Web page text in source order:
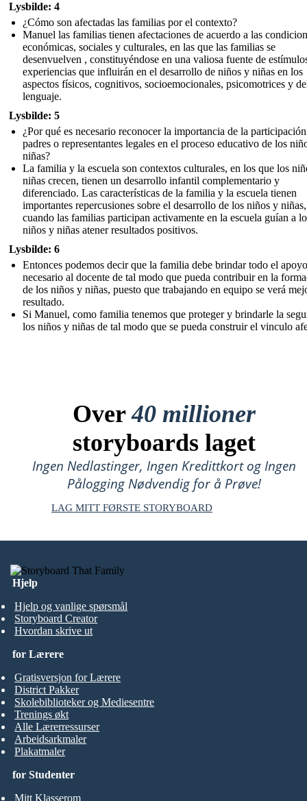
Lysbilde: 4
¿Cómo son afectadas las familias por el contexto?
Manuel las familias tienen afectaciones de acuerdo a las
económicas, sociales y culturales, en las que las familias se
desenvuelven , constituyéndose en una valiosa fuente de
experiencias que influirán en el desarrollo de niños y niñas en los
aspectos físicos, cognitivos, socioemocionales, psicomotrices y
lenguaje.
Lysbilde: 5
¿Por qué es necesario reconocer la importancia de la
padres o representantes legales en el proceso educativo de los
niñas?
La familia y la escuela son contextos culturales, en los que los
niñas crecen, tienen un desarrollo infantil complementario y
diferenciado. Las características de la familia y la escuela tienen
importantes repercusiones sobre el desarrollo de los niños y niñas,
cuando las familias participan activamente en la escuela guían a
niños y niñas atener resultados positivos.
Lysbilde: 6
Entonces podemos decir que la familia debe brindar todo el apoyo
necesario al docente de tal modo que pueda contribuir en la
de los niños y niñas, puesto que trabajando en equipo se verá
resultado.
Si Manuel, como familia tenemos que proteger y brindarle la
los niños y niñas de tal modo que se pueda construir el vinculo
Over40 millioner
storyboards laget
Ingen Nedlastinger, Ingen Kredittkort og Ingen
Pålogging Nødvendig for å Prøve!
LAG MITT FØRSTE STORYBOARD
Hjelp
Hjelp og vanlige spørsmål
Storyboard Creator
Hvordan skrive ut
for Studenter
Mitt Klasserom
for Lærere
Gratisversjon for Lærere
District Pakker
Skolebiblioteker og Mediesentre
Trenings økt
Alle Lærerressurser
Arbeidsarkmaler
Plakatmaler